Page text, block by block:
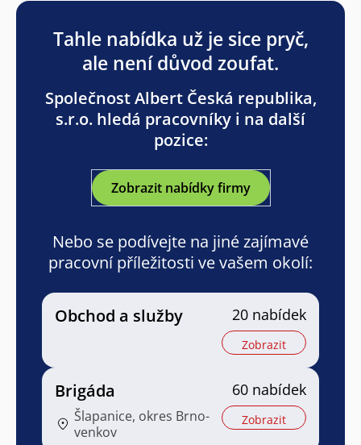
Tahle nabídka už je sice pryč,
ale není důvod zoufat.
Společnost Albert Česká republika,
s.r.o. hledá pracovníky i na další
pozice:
Zobrazit nabídky firmy
Nebo se podívejte na jiné zajímavé
pracovní příležitosti ve vašem okolí:
Obchod a služby 20 nabídek
Zobrazit
Brigáda
Šlapanice, okres Brno-
venkov
60 nabídek
Zobrazit